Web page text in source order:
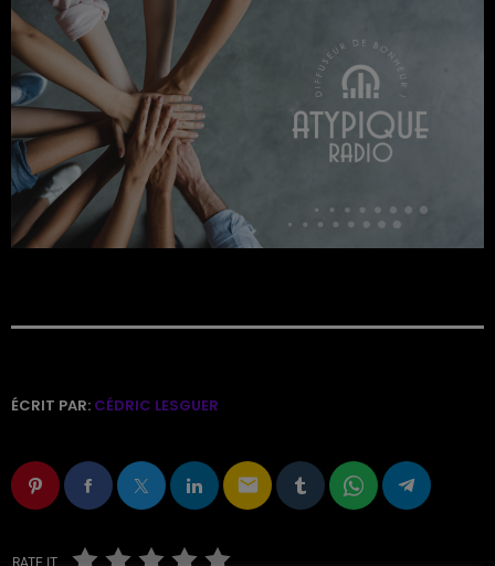
ÉCRIT PAR: CÉDRIC LESGUER
email
RATE IT